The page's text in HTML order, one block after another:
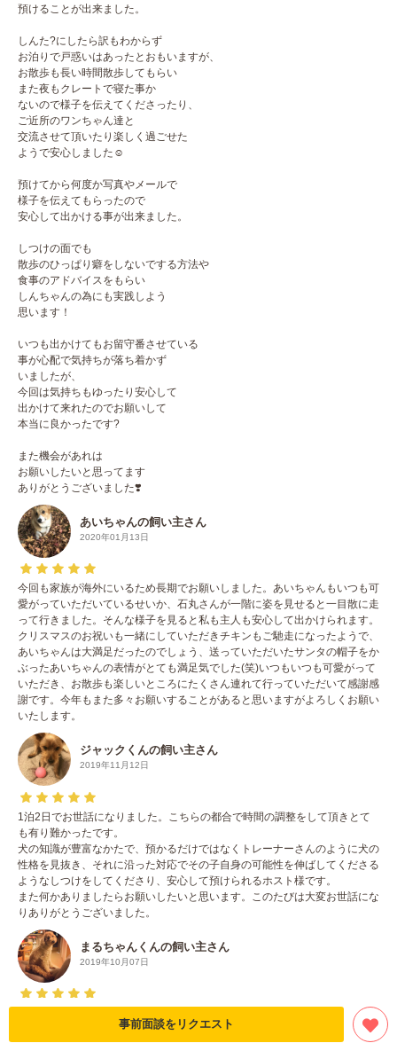
預けることが出来ました。
しんた?にしたら訳もわからず
お泊りで戸惑いはあったとおもいますが、
お散歩も長い時間散歩してもらい
また夜もクレートで寝た事か
ないので様子を伝えてくださったり、
ご近所のワンちゃん達と
交流させて頂いたり楽しく過ごせた
ようで安心しました☺️
預けてから何度か写真やメールで
様子を伝えてもらったので
安心して出かける事が出来ました。
しつけの面でも
散歩のひっぱり癖をしないでする方法や
食事のアドバイスをもらい
しんちゃんの為にも実践しよう
思います！
いつも出かけてもお留守番させている
事が心配で気持ちが落ち着かず
いましたが、
今回は気持ちもゆったり安心して
出かけて来れたのでお願いして
本当に良かったです?
また機会があれは
お願いしたいと思ってます
ありがとうございました❣️
あいちゃんの飼い主さん
2020年01月13日
今回も家族が海外にいるため長期でお願いしました。あいちゃんもいつも可
愛がっていただいているせいか、石丸さんが一階に姿を見せると一目散に走
って行きました。そんな様子を見ると私も主人も安心して出かけられます。
クリスマスのお祝いも一緒にしていただきチキンもご馳走になったようで、
あいちゃんは大満足だったのでしょう、送っていただいたサンタの帽子をか
ぶったあいちゃんの表情がとても満足気でした(笑)いつもいつも可愛がって
いただき、お散歩も楽しいところにたくさん連れて行っていただいて感謝感
謝です。今年もまた多々お願いすることがあると思いますがよろしくお願い
いたします。
ジャックくんの飼い主さん
2019年11月12日
1泊2日でお世話になりました。こちらの都合で時間の調整をして頂きとて
も有り難かったです。
犬の知識が豊富なかたで、預かるだけではなくトレーナーさんのように犬の
性格を見抜き、それに沿った対応でその子自身の可能性を伸ばしてくださる
ようなしつけをしてくださり、安心して預けられるホスト様です。
また何かありましたらお願いしたいと思います。このたびは大変お世話にな
りありがとうございました。
まるちゃんくんの飼い主さん
2019年10月07日
親戚一同海外旅行の為、初めて6日間預けました。2年2ヶ月、甘やかしに甘
やかしてしまったポッチャりプードルに対して、石丸さんは6日の間に今後
の為いくつものチャレンジをして下さいました。
事前面談をリクエスト